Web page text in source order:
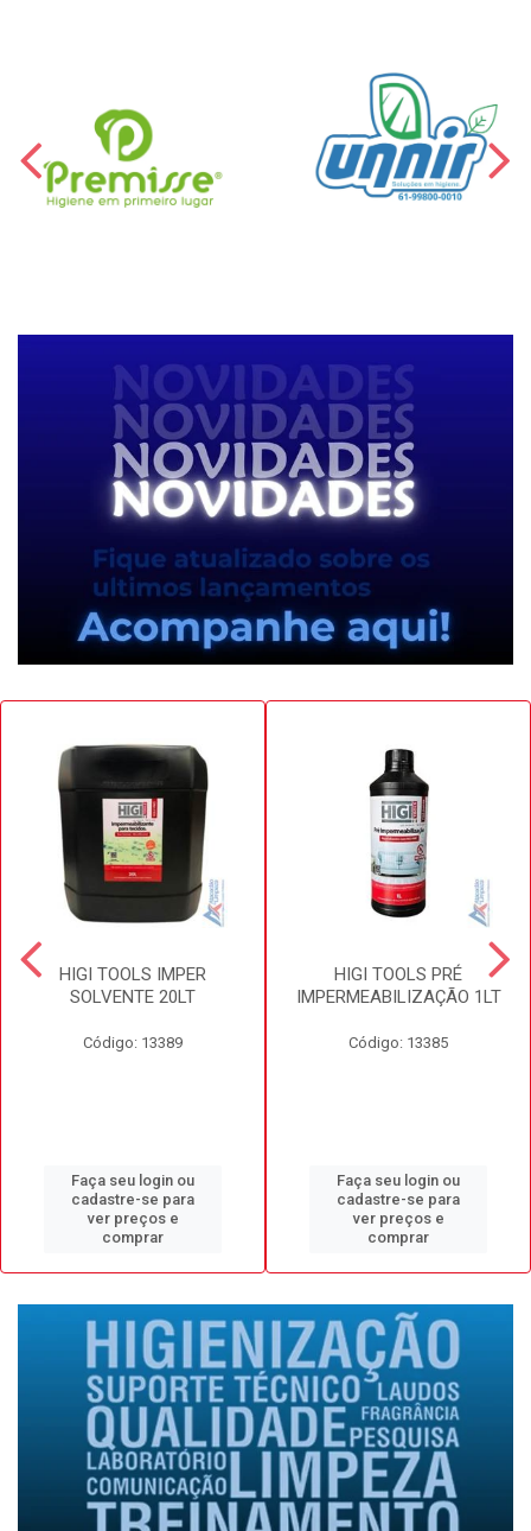
HIGI TOOLS IMPER
SOLVENTE 20LT
Código: 13389
Faça seu login ou
cadastre-se para
ver preços e
comprar
HIGI TOOLS PRÉ
IMPERMEABILIZAÇÃO 1LT
Código: 13385
Faça seu login ou
cadastre-se para
ver preços e
comprar